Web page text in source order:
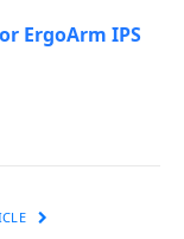
ErgoArm IPS